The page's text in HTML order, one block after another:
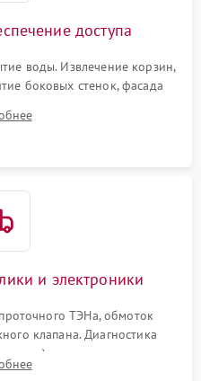
доступа
воды. Извлечение корзин,
боковых стенок, фасада
ТЭНу и сливной помпе.
и электроники
ТЭНа, обмоток
клапана. Диагностика
воды), датчика мутности,
модуля управления.